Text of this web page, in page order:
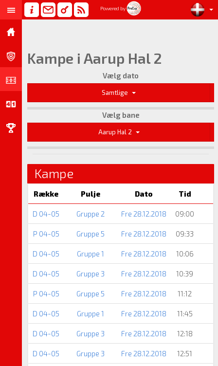
Powered by
Kampe i Aarup Hal 2
Vælg dato
Samtlige
Vælg bane
Aarup Hal 2
Kampe
Række Pulje Dato Tid
D 04-05 Gruppe 2 Fre 28.12.2018 09:00
P 04-05 Gruppe 5 Fre 28.12.2018 09:33
D 04-05 Gruppe 1 Fre 28.12.2018 10:06
D 04-05 Gruppe 3 Fre 28.12.2018 10:39
P 04-05 Gruppe 5 Fre 28.12.2018 11:12
D 04-05 Gruppe 1 Fre 28.12.2018 11:45
D 04-05 Gruppe 3 Fre 28.12.2018 12:18
D 04-05 Gruppe 3 Fre 28.12.2018 12:51